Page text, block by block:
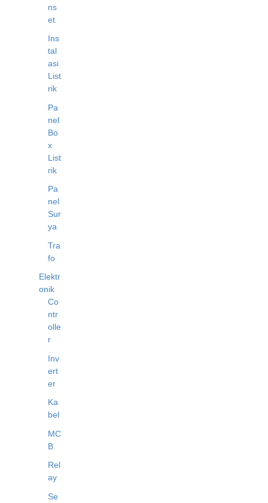
ns
et
Ins
tal
asi
List
rik
Pa
nel
Bo
x
List
rik
Pa
nel
Sur
ya
Tra
fo
Elektr
onik
Co
ntr
olle
r
Inv
ert
er
Ka
bel
MC
B
Rel
ay
Se